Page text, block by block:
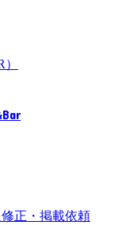
正・掲載依頼